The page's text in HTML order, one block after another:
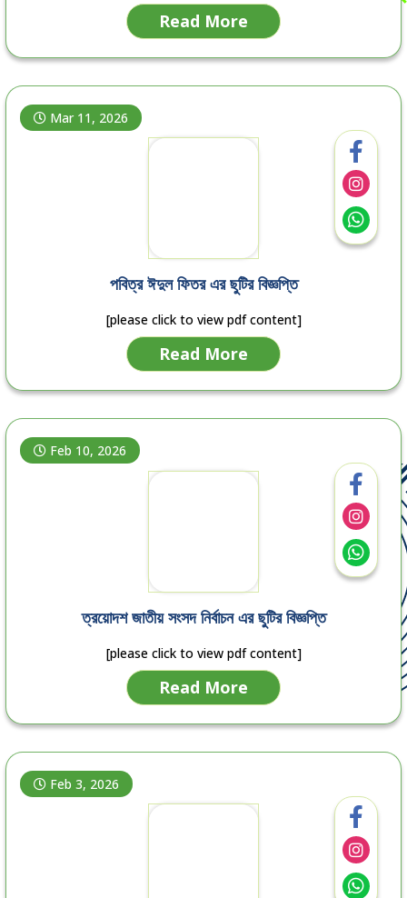
Read More
Mar 11, 2026
পবিত্র ঈদুল ফিতর এর ছুটির বিজ্ঞপ্তি
[please click to view pdf content]
Read More
Feb 10, 2026
ত্রয়োদশ জাতীয় সংসদ নির্বাচন এর ছুটির বিজ্ঞপ্তি
[please click to view pdf content]
Read More
Feb 3, 2026